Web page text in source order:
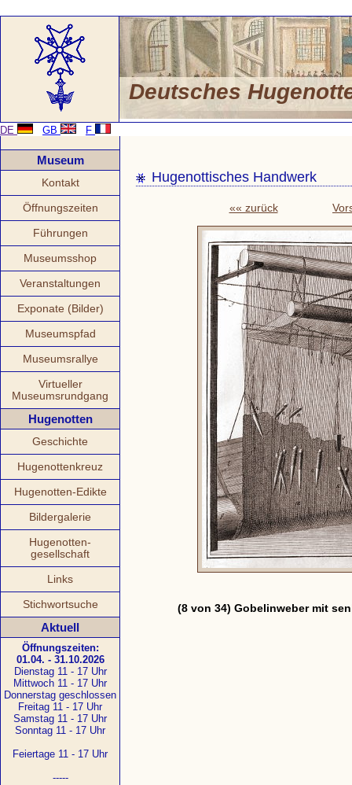
Deutsches
DE GB F
Museum
Kontakt
Öffnungszeiten
Führungen
Museumsshop
Veranstaltungen
Exponate (Bilder)
Museumspfad
Museumsrallye
Virtueller
Museumsrundgang
Hugenotten
Geschichte
Hugenottenkreuz
Hugenotten-Edikte
Bildergalerie
Hugenotten-
gesellschaft
Links
Stichwortsuche
Aktuell
Öffnungszeiten:
01.04. - 31.10.2026
Dienstag 11 - 17 Uhr
Mittwoch 11 - 17 Uhr
Donnerstag geschlossen
Freitag 11 - 17 Uhr
Samstag 11 - 17 Uhr
Sonntag 11 - 17 Uhr
Feiertage 11 - 17 Uhr
-----
Hugenottisches Handwerk
«« zurück
(8 von 34) Gobelinweber mit